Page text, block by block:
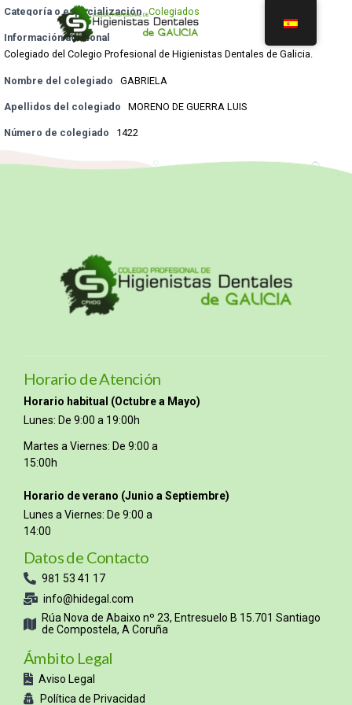
Categoría o especialización Colegiados
Información adicional
Colegiado del Colegio Profesional de Higienistas Dentales de Galicia.
Nombre del colegiado GABRIELA
Apellidos del colegiado MORENO DE GUERRA LUIS
Número de colegiado 1422
Horario de Atención
Horario habitual (Octubre a Mayo)
Lunes: De 9:00 a 19:00h
Martes a Viernes: De 9:00 a
15:00h
Horario de verano (Junio a Septiembre)
Lunes a Viernes: De 9:00 a
14:00
Datos de Contacto
981 53 41 17
info@hidegal.com
Rúa Nova de Abaixo nº 23, Entresuelo B 15.701 Santiago
de Compostela, A Coruña
Ámbito Legal
Aviso Legal
Política de Privacidad